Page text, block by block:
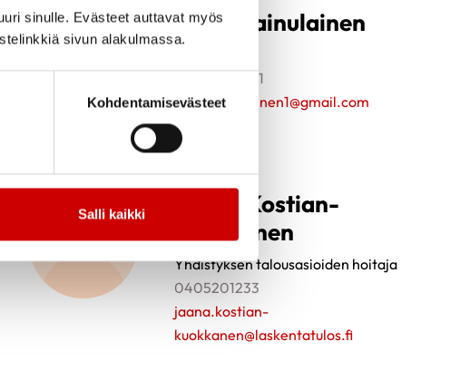
sinulle. Evästeet auttavat myös
sivun alakulmassa.
Kohdentamisevästeet
Salli kaikki
Jouni Kainulainen
0400426001
jouni.kainulainen1@gmail.com
Jaana Kostian-
Kuokkanen
Yhdistyksen talousasioiden hoitaja
0405201233
jaana.kostian-
kuokkanen@laskentatulos.fi